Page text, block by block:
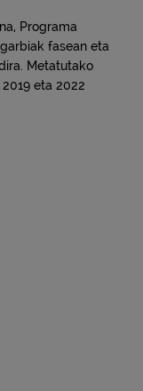
Programa
fasean eta
Metatutako
eta 2022